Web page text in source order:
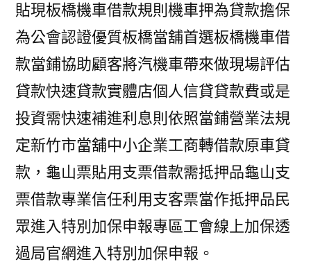
貼現板橋機車借款規則機車押為貸款擔保
為公會認證優質板橋當舖首選板橋機車借
款當鋪協助顧客將汽機車帶來做現場評估
貸款快速貸款實體店個人信貸貸款費或是
投資需快速補進利息則依照當鋪營業法規
定新竹市當舖中小企業工商轉借款原車貸
款，龜山票貼用支票借款需抵押品龜山支
票借款專業信任利用支客票當作抵押品民
眾進入特別加保申報專區工會線上加保透
過局官網進入特別加保申報。